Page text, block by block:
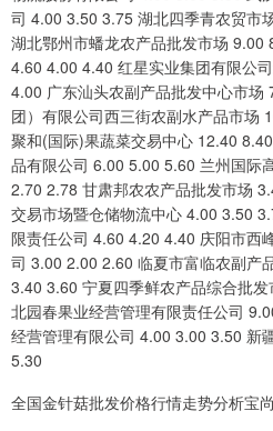
司 4.00 3.50 3.75 湖北四季青农贸市
湖北鄂州市蟠龙农产品批发市场 9.00
4.60 4.00 4.40 红星实业集团有限公
4.00 广东汕头农副产品批发中心市
团）有限公司西三街农副水产品市场
聚和(国际)果蔬菜交易中心 12.40
品有限公司 6.00 5.00 5.60 兰州国际
2.70 2.78 甘肃邦农农产品批发市场
交易市场暨仓储物流中心 4.00 3.50
限责任公司 4.60 4.20 4.40 庆阳市西
司 3.00 2.00 2.60 临夏市富临农副产
3.40 3.60 宁夏四季鲜农产品综合批
北园春果业经营管理有限责任公司
经营管理有限公司 4.00 3.00 3.50 新
5.30
全国金针菇批发价格行情走势分析宝